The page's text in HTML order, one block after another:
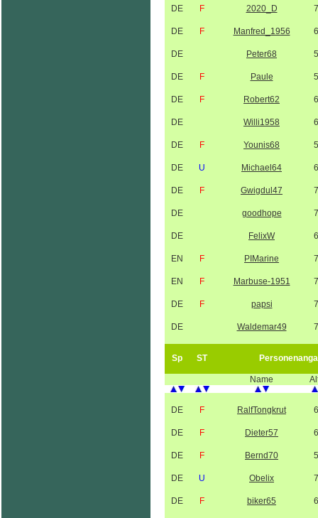
DE F 2020_D
DE F Manfred_1956
DE Peter68
DE F Paule
DE F Robert62
DE Willi1958
DE F Younis68
DE U Michael64
DE F Gwigdul47
DE goodhope
DE FelixW
EN F PIMarine
EN F Marbuse-1951
DE F papsi
DE Waldemar49
Sp ST
Name
DE F RalfTongkrut
DE F Dieter57
DE F Bernd70
DE U Obelix
DE F biker65